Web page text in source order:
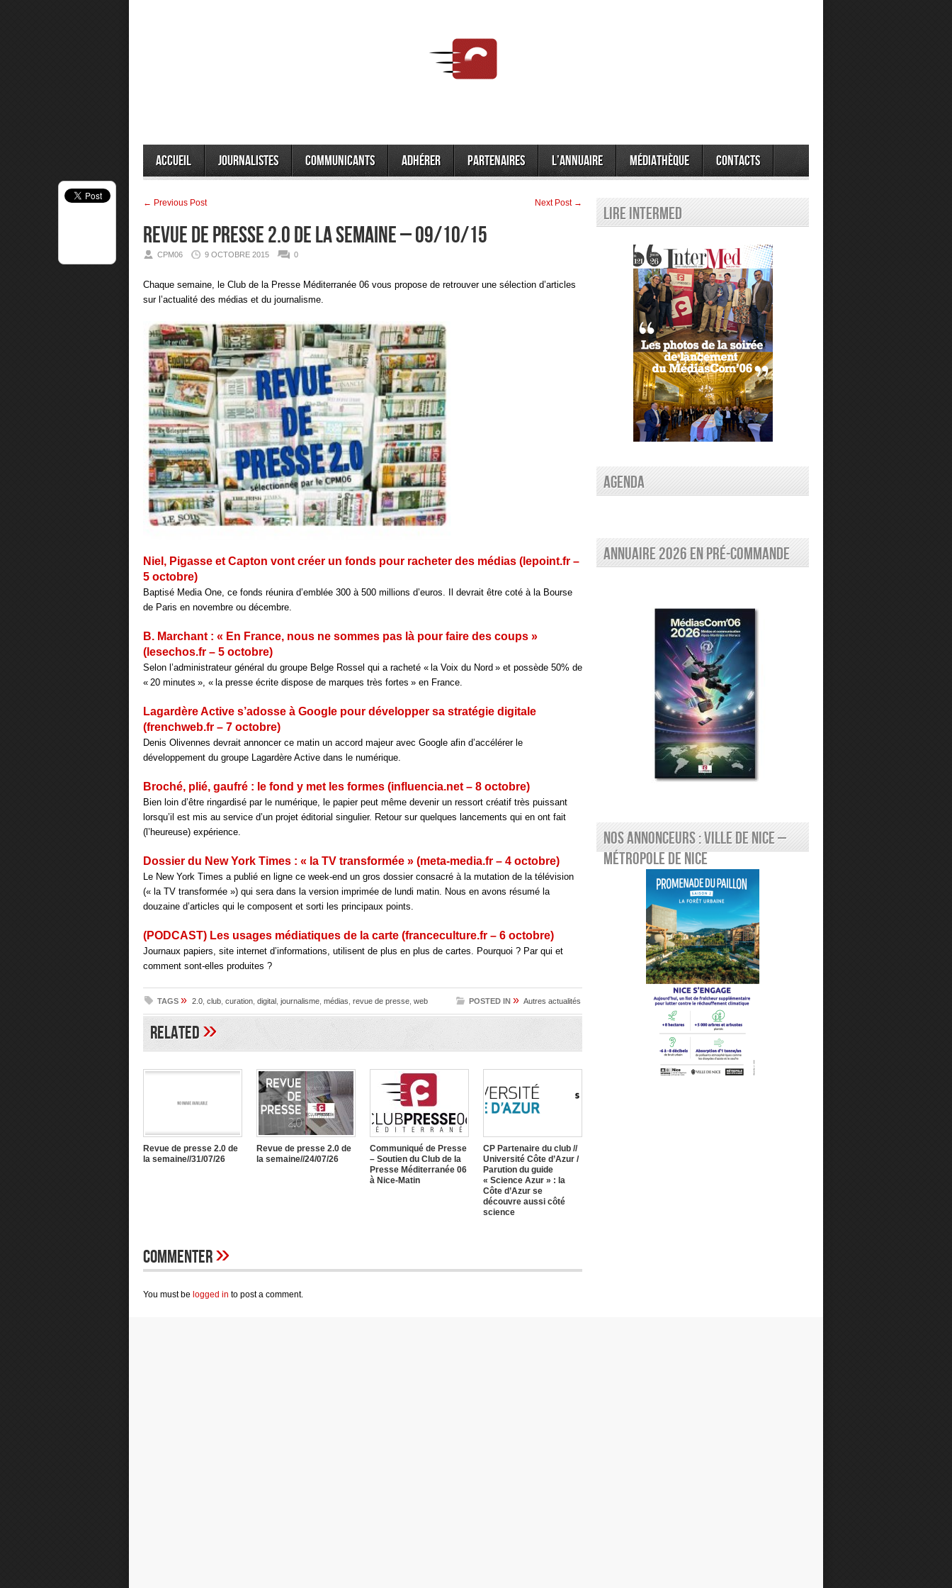
Accueil Journalistes Communicants Adhérer Partenaires L’annuaire Médiathèque Contacts
← Previous Post Next Post →
REVUE DE PRESSE 2.0 DE LA SEMAINE – 09/10/15
CPM06 9 OCTOBRE 2015 0
Chaque semaine, le Club de la Presse Méditerranée 06 vous propose de retrouver une sélection d’articles
sur l’actualité des médias et du journalisme.
Niel, Pigasse et Capton vont créer un fonds pour racheter des médias (lepoint.fr –
5 octobre)
Baptisé Media One, ce fonds réunira d’emblée 300 à 500 millions d’euros. Il devrait être coté à la Bourse
de Paris en novembre ou décembre.
B. Marchant : « En France, nous ne sommes pas là pour faire des coups »
(lesechos.fr – 5 octobre)
Selon l’administrateur général du groupe Belge Rossel qui a racheté « la Voix du Nord » et possède 50% de
« 20 minutes », « la presse écrite dispose de marques très fortes » en France.
Lagardère Active s’adosse à Google pour développer sa stratégie digitale
(frenchweb.fr – 7 octobre)
Denis Olivennes devrait annoncer ce matin un accord majeur avec Google afin d’accélérer le
développement du groupe Lagardère Active dans le numérique.
Broché, plié, gaufré : le fond y met les formes (influencia.net – 8 octobre)
Bien loin d’être ringardisé par le numérique, le papier peut même devenir un ressort créatif très puissant
lorsqu’il est mis au service d’un projet éditorial singulier. Retour sur quelques lancements qui en ont fait
(l’heureuse) expérience.
Dossier du New York Times : « la TV transformée » (meta-media.fr – 4 octobre)
Le New York Times a publié en ligne ce week-end un gros dossier consacré à la mutation de la télévision
(« la TV transformée ») qui sera dans la version imprimée de lundi matin. Nous en avons résumé la
douzaine d’articles qui le composent et sorti les principaux points.
(PODCAST) Les usages médiatiques de la carte (franceculture.fr – 6 octobre)
Journaux papiers, site internet d’informations, utilisent de plus en plus de cartes. Pourquoi ? Par qui et
comment sont-elles produites ?
TAGS » 2.0 club curation digital journalisme médias revue de presse web POSTED IN » Autres actualités
Related»
Revue de presse 2.0 de
la semaine//31/07/26
Revue de presse 2.0 de
la semaine//24/07/26
Communiqué de Presse
– Soutien du Club de la
Presse Méditerranée 06
à Nice-Matin
CP Partenaire du club //
Université Côte d’Azur /
Parution du guide
« Science Azur » : la
Côte d’Azur se
découvre aussi côté
science
Commenter»
You must be logged in to post a comment.
Lire Intermed
AGENDA
Annuaire 2026 en pré-commande
Nos annonceurs : Ville de Nice –
Métropole de Nice